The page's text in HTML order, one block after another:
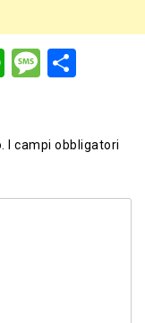
WhatsApp
I campi obbligatori